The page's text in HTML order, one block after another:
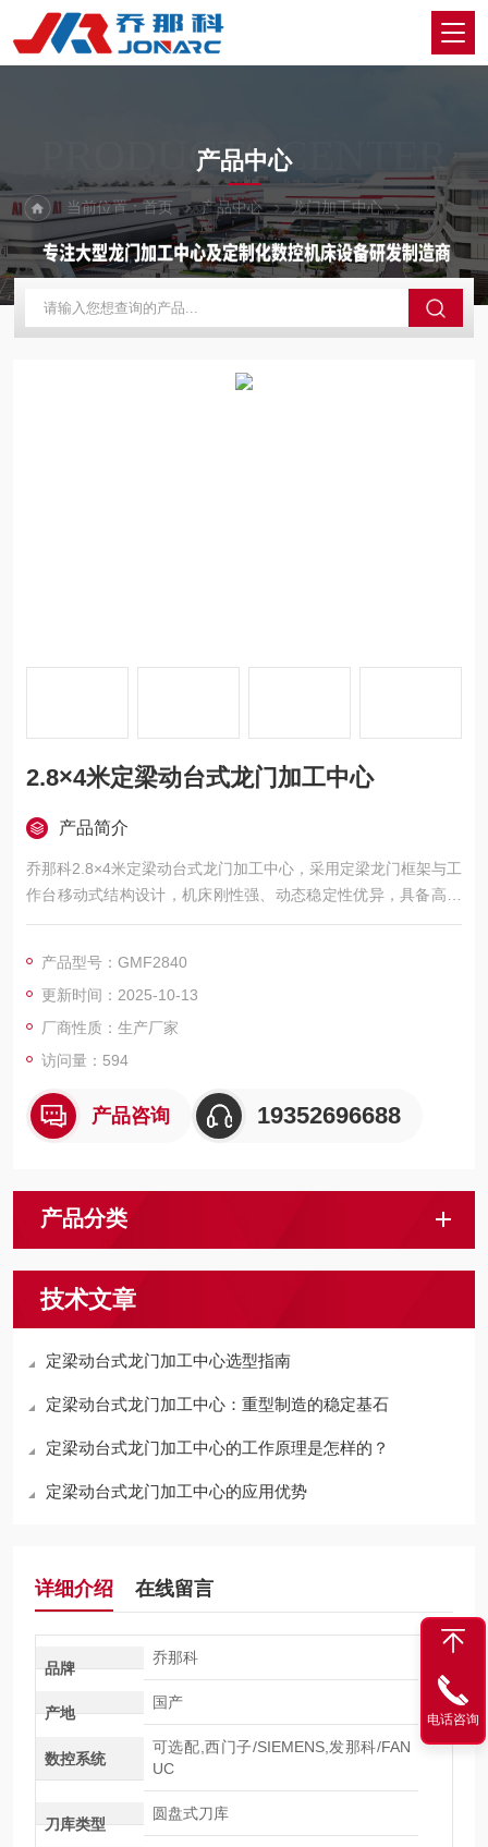
PRODUCTS CENTER
产品中心
当前位置：首页 产品中心 龙门加工中心 定梁动台
2.8×4米定梁动台式龙门加工中心
产品简介
乔那科2.8×4米定梁动台式龙门加工中心，采用定梁龙门框架与工
作台移动式结构设计，机床刚性强、动态稳定性优异，具备高精
度、高效率与强适应性。广泛应用于汽车、电力、工程机械、模
钻、镗、扩、铰、锪、攻丝及三轴联动曲面加工，并支持选配附
件铣头完成五面复合加工。
产品型号：GMF2840
更新时间：2025-10-13
厂商性质：生产厂家
访问量：594
产品咨询 19352696688
产品分类
技术文章
定梁动台式龙门加工中心选型指南
定梁动台式龙门加工中心：重型制造的稳定基石
定梁动台式龙门加工中心的工作原理是怎样的？
定梁动台式龙门加工中心的应用优势
详细介绍 在线留言
品牌
乔那科
产地
国产
数控系统
可选配,西门子/SIEMENS,发那科/FAN
UC
刀库类型
圆盘式刀库
电话咨询